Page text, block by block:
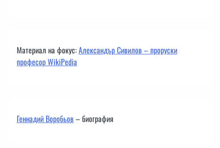
Материал на фокус:Александър Сивилов – проруски
професор WikiPedia
Геннадий Воробьов– биография